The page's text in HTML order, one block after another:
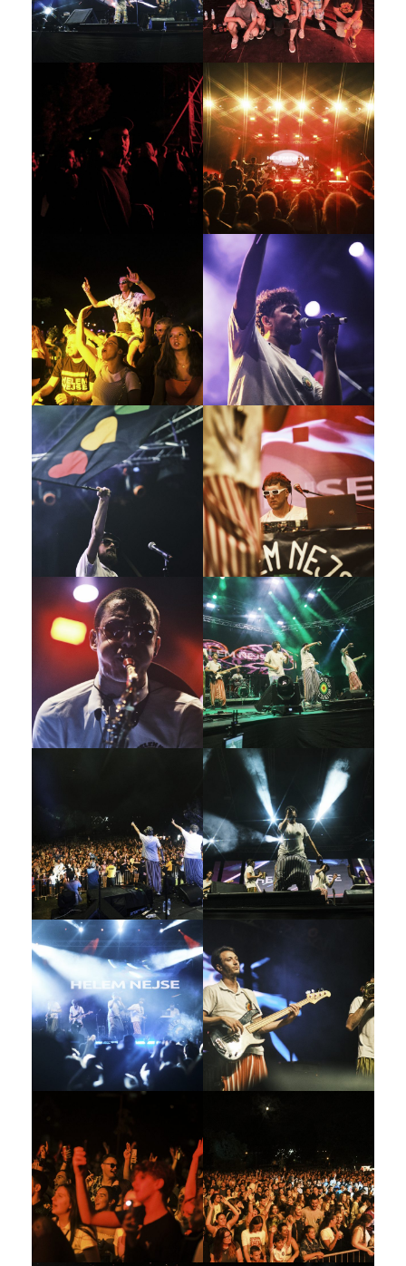
Galerija 2019
Galerija 2023
Galerija 2024
Galerija 2025